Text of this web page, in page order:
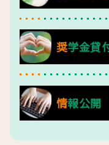
奨学金
情報公開